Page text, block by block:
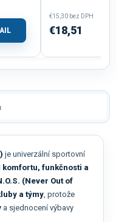
€15,30 bez DPH
€18,51
je univerzální sportovní
komfortu, funkčnosti a
(Never Out of
a týmy, protože
a sjednocení výbavy